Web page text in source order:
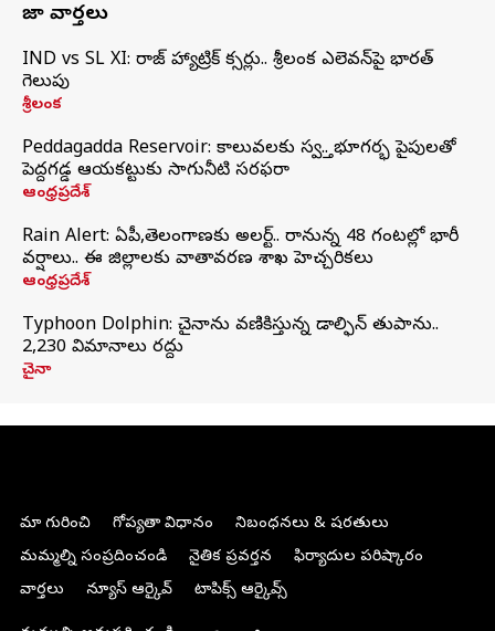
తాజా వార్తలు
IND vs SL XI: సిరాజ్‌ హ్యాట్రిక్‌ సిక్సర్లు.. శ్రీలంక ఎలెవన్‌పై భారత్‌
గెలుపు
శ్రీలంక
Peddagadda Reservoir: కాలువలకు స్వస్తి.. భూగర్భ పైపులతో
పెద్దగడ్డ ఆయకట్టుకు సాగునీటి సరఫరా
ఆంధ్రప్రదేశ్
Rain Alert: ఏపీ,తెలంగాణకు అలర్ట్.. రానున్న 48 గంటల్లో భారీ
వర్షాలు.. ఈ జిల్లాలకు వాతావరణ శాఖ హెచ్చరికలు
ఆంధ్రప్రదేశ్
Typhoon Dolphin: చైనాను వణికిస్తున్న డాల్ఫిన్‌ తుపాను..
2,230 విమానాలు రద్దు
చైనా
మా గురించి గోప్యతా విధానం
నిబంధనలు & షరతులు
మమ్మల్ని సంప్రదించండి
నైతిక ప్రవర్తన
ఫిర్యాదుల పరిష్కారం
వార్తలు
న్యూస్ ఆర్కైవ్ టాపిక్స్ ఆర్కైవ్స్